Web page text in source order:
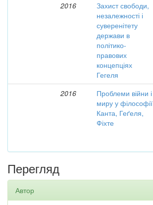
2016
Захист свободи,
незалежності і
суверенітету
держави в
політико-
правових
концепціях
Гегеля
2016
Проблеми війни і
миру у філософії
Канта, Геґеля,
Фіхте
Перегляд
Автор